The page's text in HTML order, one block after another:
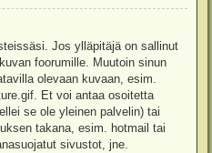
Jos ylläpitäjä on sallinut
foorumille. Muutoin sinun
olevaan kuvaan, esim.
Et voi antaa osoitetta
se ole yleinen palvelin) tai
takana, esim. hotmail tai
sivustot, jne.